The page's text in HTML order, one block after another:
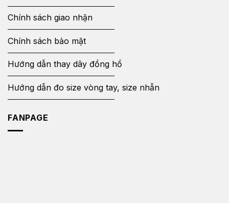
Chính sách giao nhận
Chính sách bảo mật
Hướng dẫn thay dây đồng hồ
Hướng dẫn đo size vòng tay, size nhẫn
FANPAGE